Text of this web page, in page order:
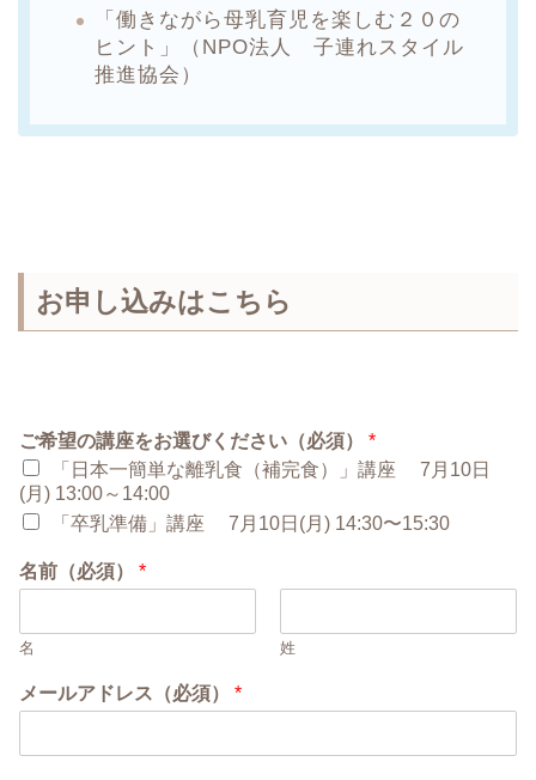
「働きながら母乳育児を楽しむ２０の
ヒント」（NPO法人 子連れスタイル
推進協会）
お申し込みはこちら
ご希望の講座をお選びください（必須） *
「日本一簡単な離乳食（補完食）」講座 7月10日
(月) 13:00～14:00
「卒乳準備」講座 7月10日(月) 14:30〜15:30
名前（必須） *
名 姓
メールアドレス（必須） *